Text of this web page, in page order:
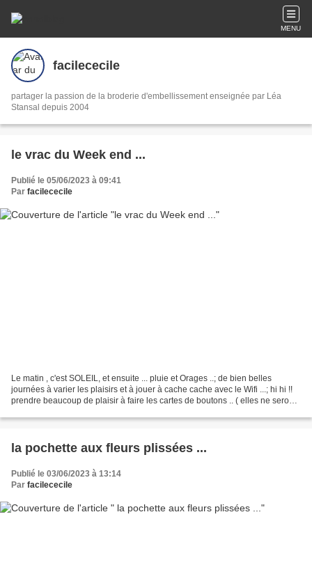
MENU
facilececile
partager la passion de la broderie d'embellissement enseignée par Léa
Stansal depuis 2004
le vrac du Week end ...
Publié le 05/06/2023 à 09:41
Par facilececile
Le matin , c'est SOLEIL, et ensuite ... pluie et Orages ..; de bien belles
journées à varier les plaisirs et à jouer à cache cache avec le Wifi ...; hi hi !!
prendre beaucoup de plaisir à faire les cartes de boutons .. ( elles ne seront
la pochette aux fleurs plissées ...
Publié le 03/06/2023 à 13:14
Par facilececile